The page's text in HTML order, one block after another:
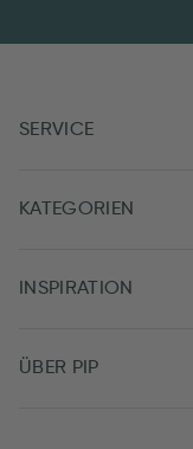
SERVICE
KATEGORIEN
INSPIRATION
ÜBER PIP